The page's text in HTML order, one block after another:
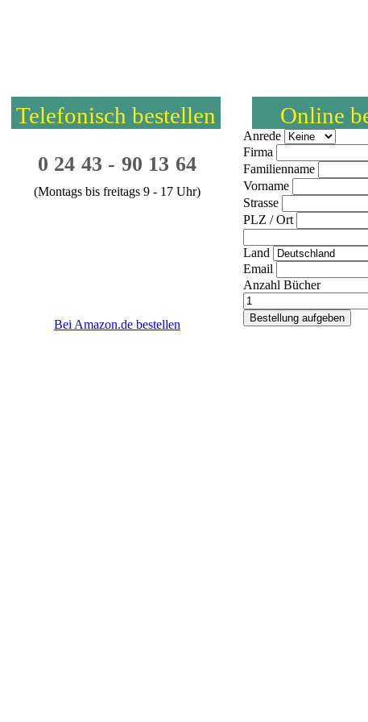
Telefonisch bestellen
0 24 43 - 90 13 64
(Montags bis freitags 9 - 17 Uhr)
Bei Amazon.de bestellen
Online
Anrede
Firma
Familienname
Vorname
Strasse
PLZ / Ort
Land
Email
Anzahl Bücher